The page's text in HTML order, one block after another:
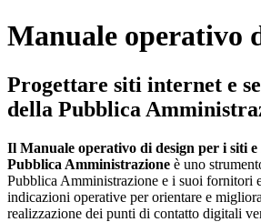
Manuale operativo
Progettare siti internet e
della Pubblica
Il Manuale operativo di design per i siti
Pubblica Amministrazione è uno
Pubblica Amministrazione e i suoi fornitori
indicazioni operative per orientare e
realizzazione dei punti di contatto digitali